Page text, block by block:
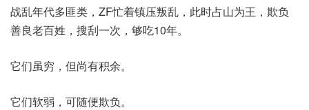
战乱年代多匪类，ZF忙着镇压叛乱，此时占山为王，欺负
善良老百姓，搜刮一次，够吃10年。
它们虽穷，但尚有积余。
它们软弱，可随便欺负。